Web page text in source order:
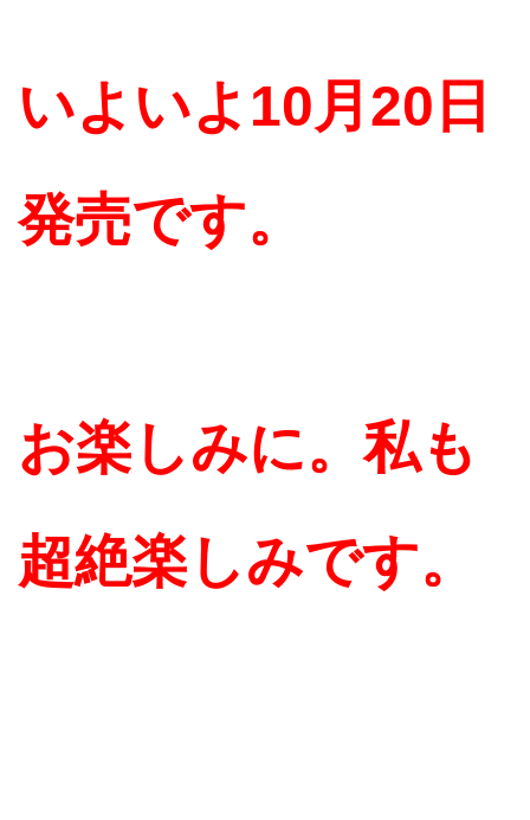
いよいよ10月20日
発売です。
お楽しみに。私も
超絶楽しみです。